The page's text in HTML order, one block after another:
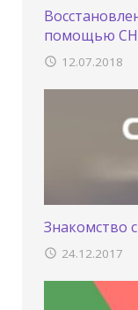
помощью
12.07.2018
Знакомство
24.12.2017